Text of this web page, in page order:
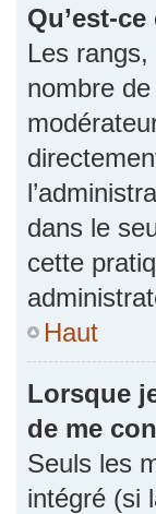
Qu’est-
Les
nombre
dans le
cette
Haut
Lorsque
de me
Seuls les
intégré (si